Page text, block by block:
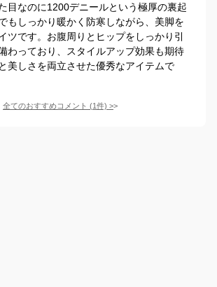
目なのに1200デニールという極厚の裏起
もしっかり暖かく防寒しながら、美脚を
ツです。お腹周りとヒップをしっかり引
わっており、スタイルアップ効果も期待
美しさを両立させた優秀なアイテムで
全てのおすすめコメント (1件) >